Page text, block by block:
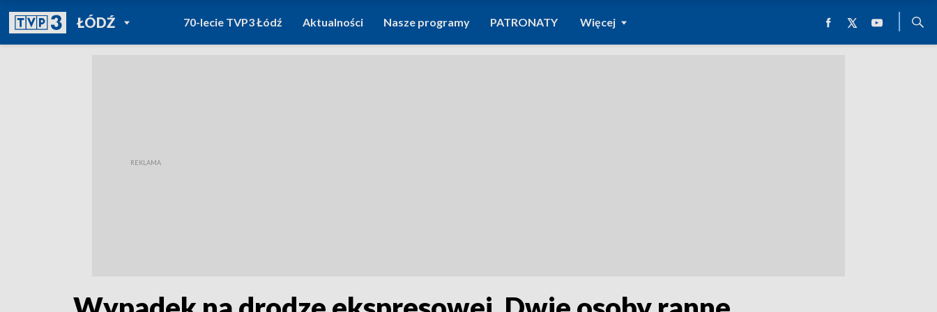
ŁÓDŹPOWRÓT DO
TVP REGIONY
70-lecie TVP3 Łódź Aktualności Nasze programy PATRONATY Więcej